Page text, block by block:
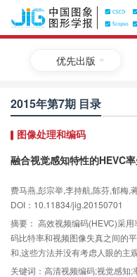
优先出版
2015年第7期 目录
图像处理和编码
融合视觉感知特性的HEVC
费马燕,彭宗举,李持航,陈芬,郁梅,
DOI：10.11834/jig.20150701
摘要： 高效视频编码(HEVC)采
码比特率和视频图像失真之间的
和,这些方法并没有考虑人眼的主
出一个融合视觉感知特性的率失
关键词： 高清视频编码;视觉感知;